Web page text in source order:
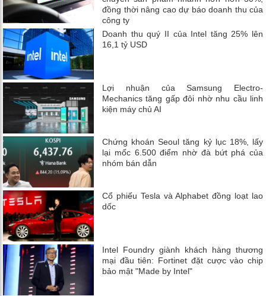
đồng thời nâng cao dự báo doanh thu của
công ty
Doanh thu quý II của Intel tăng 25% lên
16,1 tỷ USD
Lợi nhuận của Samsung Electro-
Mechanics tăng gấp đôi nhờ nhu cầu linh
kiện máy chủ AI
Chứng khoán Seoul tăng kỷ lục 18%, lấy
lại mốc 6.500 điểm nhờ đà bứt phá của
nhóm bán dẫn
Cổ phiếu Tesla và Alphabet đồng loạt lao
dốc
Intel Foundry giành khách hàng thương
mại đầu tiên: Fortinet đặt cược vào chip
bảo mật "Made by Intel"